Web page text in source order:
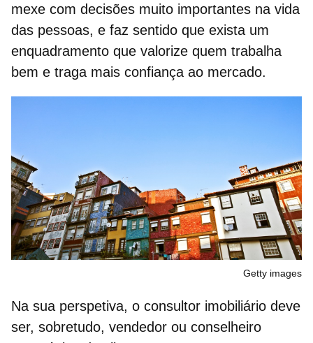
mexe com decisões muito importantes na vida
das pessoas, e faz sentido que exista um
enquadramento que valorize quem trabalha
bem e traga mais confiança ao mercado.
Getty images
Na sua perspetiva, o consultor imobiliário deve
ser, sobretudo, vendedor ou conselheiro